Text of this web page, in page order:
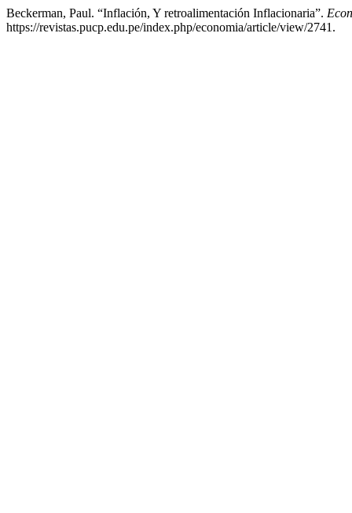
Beckerman, Paul. “Inflación, Y retroalimentación Inflacionaria”.
https://revistas.pucp.edu.pe/index.php/economia/article/view/2741.